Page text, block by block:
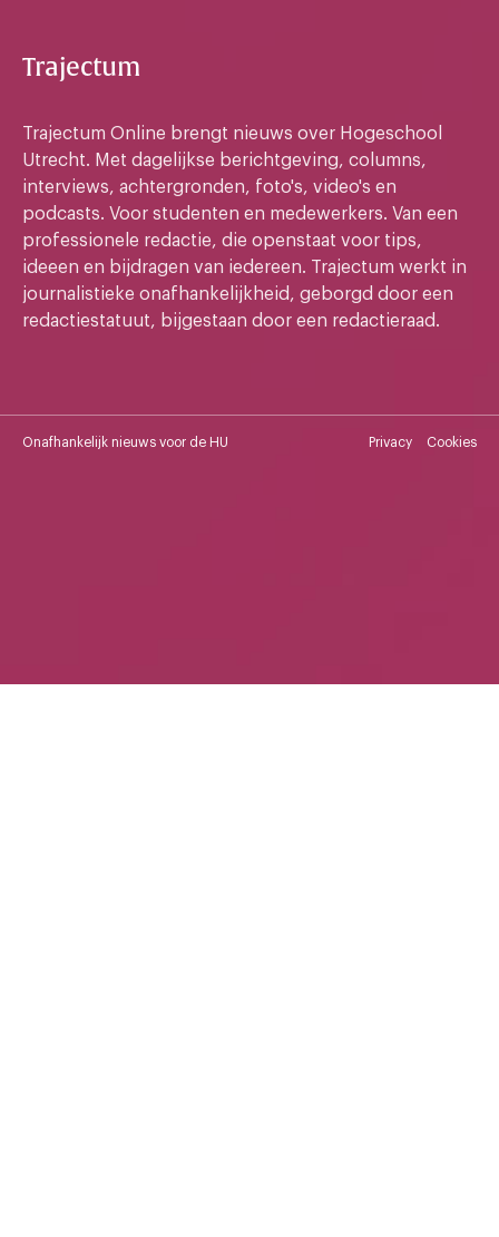
Trajectum
Trajectum Online brengt nieuws over Hogeschool
Utrecht. Met dagelijkse berichtgeving, columns,
interviews, achtergronden, foto's, video's en
podcasts. Voor studenten en medewerkers. Van een
professionele redactie, die openstaat voor tips,
ideeen en bijdragen van iedereen. Trajectum werkt in
journalistieke onafhankelijkheid, geborgd door een
redactiestatuut, bijgestaan door een redactieraad.
Onafhankelijk nieuws voor de HU Privacy Cookies